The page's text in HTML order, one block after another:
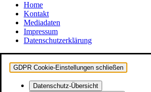
Home
Kontakt
Mediadaten
Impressum
Datenschutzerklärung
GDPR Cookie-Einstellungen schließen
Datenschutz-Übersicht